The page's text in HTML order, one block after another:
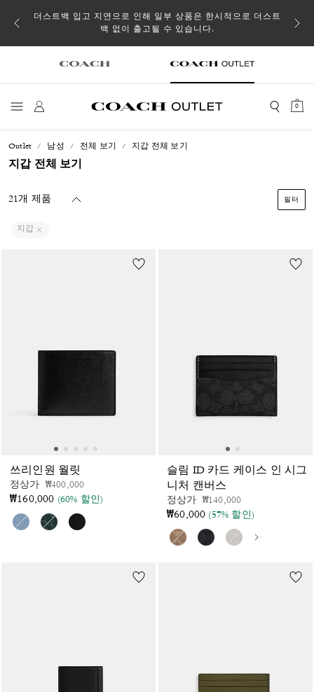
될 수
더스트백 입고 지연으로 인해 일부 상품은 한시적으로 더스트
백 없이 출고될 수 있습니다.
0
Outlet 남성 전체 보기 지갑 전체 보기
지갑 전체 보기
21개 제품 필터
지갑
쓰리인원 월릿
정상가 가격 인하 전
₩400,000인하됨
₩160,000 (60% 할인)
슬림 ID 카드 케이스 인 시그
니처 캔버스
정상가 가격 인하 전
₩140,000인하됨
₩60,000 (57% 할인)